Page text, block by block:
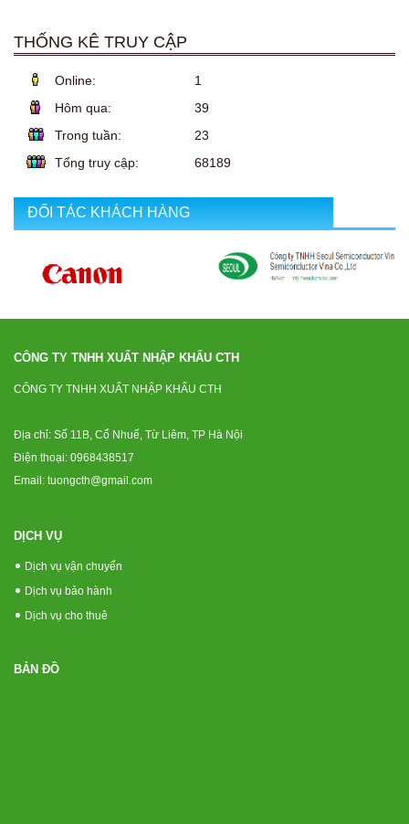
THỐNG KÊ TRUY CẬP
Online:
1
Hôm qua:
39
Trong tuần:
23
Tổng truy cập:
68189
ĐỐI TÁC KHÁCH HÀNG
CÔNG TY TNHH XUẤT NHẬP KHẨU CTH
CÔNG TY TNHH XUẤT NHẬP KHẨU CTH
Địa chỉ: Số 11B, Cổ Nhuế, Từ Liêm, TP Hà Nội
Điện thoại: 0968438517
Email: tuongcth@gmail.com
DỊCH VỤ
Dịch vụ vận chuyển
Dịch vụ bảo hành
Dịch vụ cho thuê
BẢN ĐỒ